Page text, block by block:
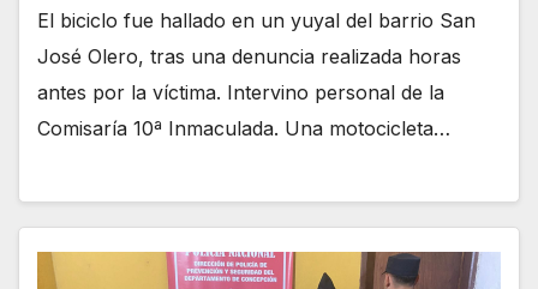
El biciclo fue hallado en un yuyal del barrio San
José Olero, tras una denuncia realizada horas
antes por la víctima. Intervino personal de la
Comisaría 10ª Inmaculada. Una motocicleta…